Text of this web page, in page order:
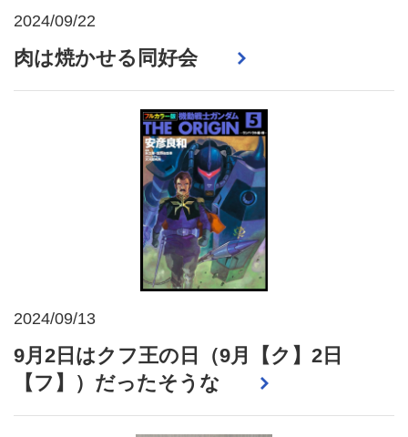
2024/09/22
肉は焼かせる同好会
2024/09/13
9月2日はクフ王の日（9月【ク】2日
【フ】）だったそうな